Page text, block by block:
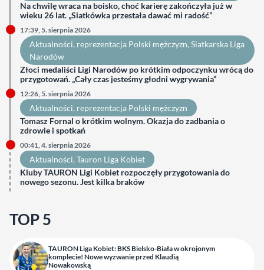
Na chwilę wraca na boisko, choć karierę zakończyła już w
wieku 26 lat. „Siatkówka przestała dawać mi radość”
17:39, 5. sierpnia 2026
Aktualności, reprezentacja Polski mężczyzn, Siatkarska Liga
Narodów
Złoci medaliści Ligi Narodów po krótkim odpoczynku wrócą do
przygotowań. „Cały czas jesteśmy głodni wygrywania”
12:26, 5. sierpnia 2026
Aktualności, reprezentacja Polski mężczyzn
Tomasz Fornal o krótkim wolnym. Okazja do zadbania o
zdrowie i spotkań
00:41, 4. sierpnia 2026
Aktualności, Tauron Liga Kobiet
Kluby TAURON Ligi Kobiet rozpoczęły przygotowania do
nowego sezonu. Jest kilka braków
TOP 5
TAURON Liga Kobiet: BKS Bielsko-Biała w okrojonym
komplecie! Nowe wyzwanie przed Klaudią
Nowakowską